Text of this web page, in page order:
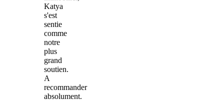
Katya
s'est
sentie
comme
notre
plus
grand
soutien.
A
recommander
absolument.